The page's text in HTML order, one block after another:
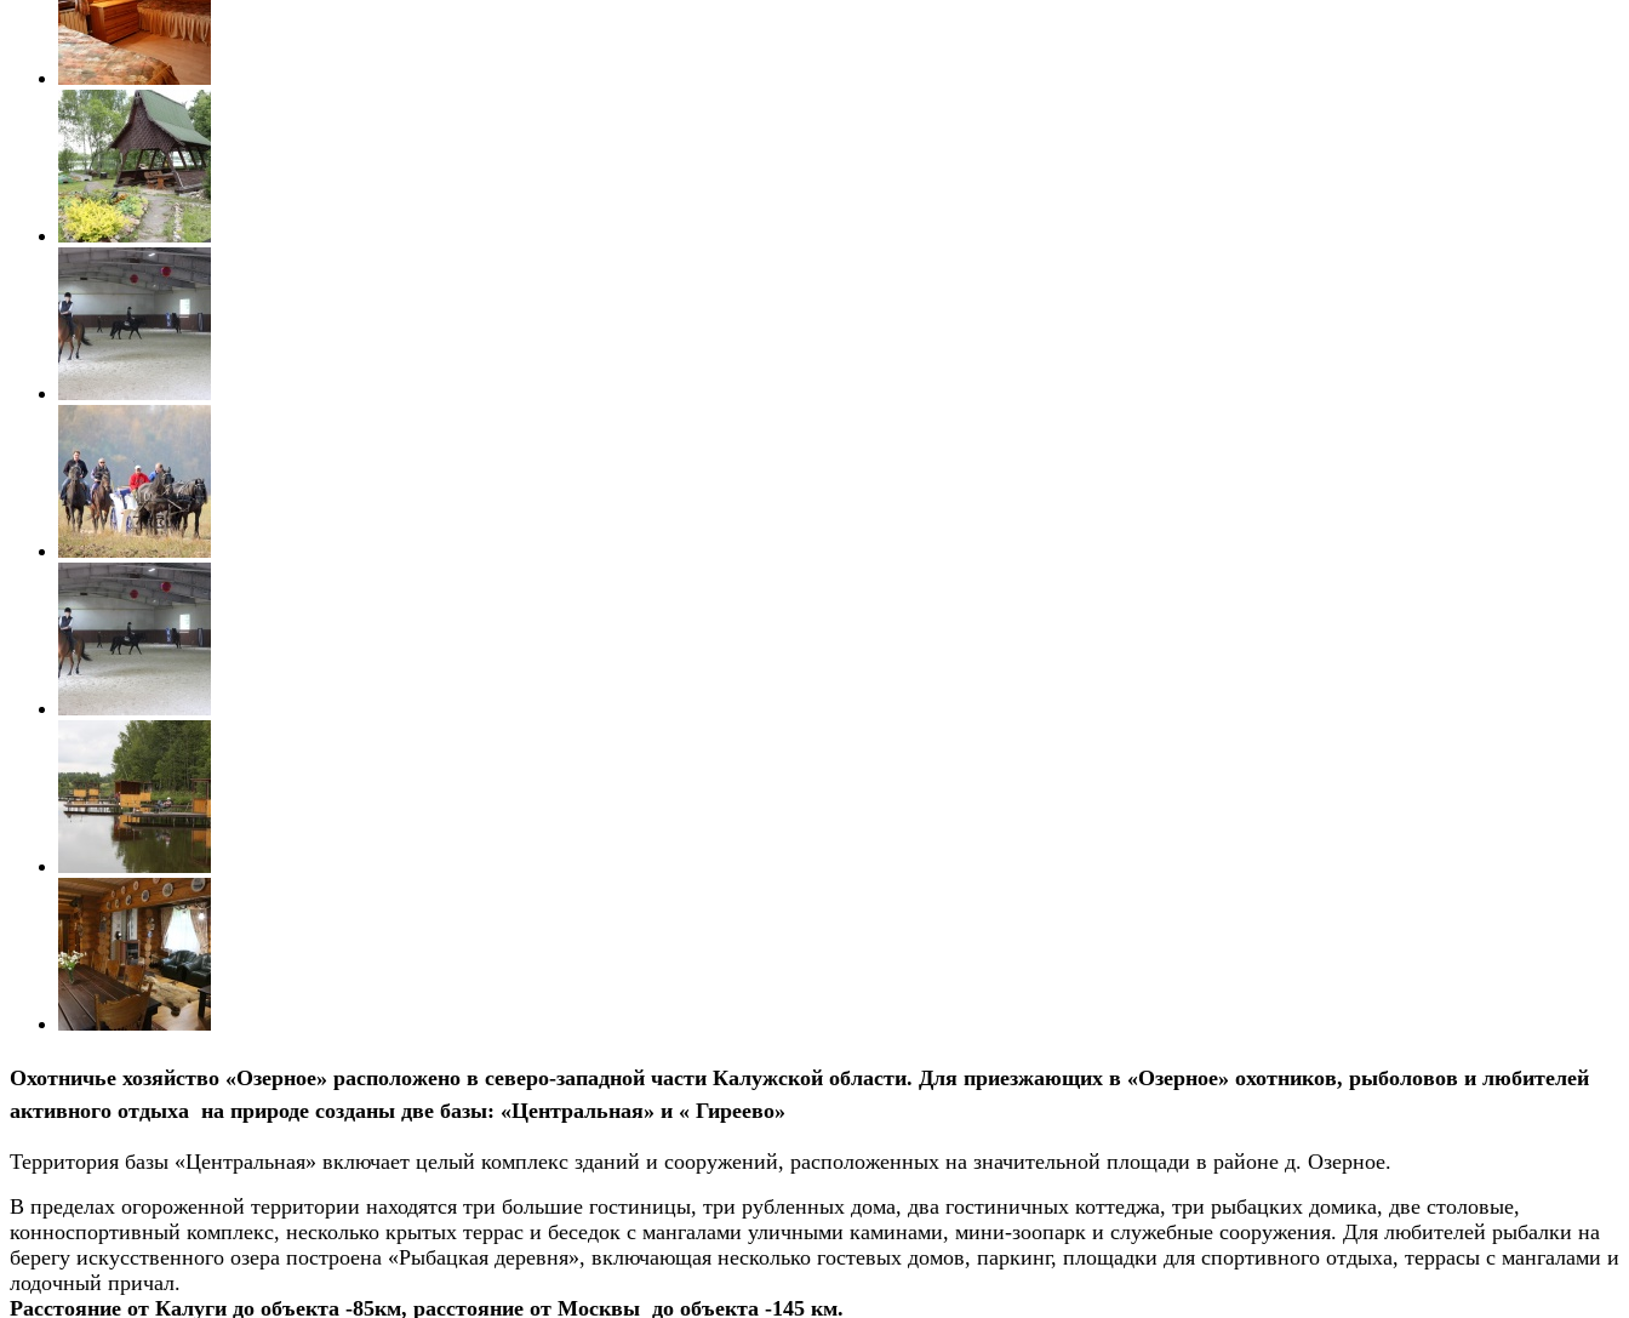
Охотничье хозяйство «Озерное» расположено в северо-западной части Калужской области. Для приезжающих в «Озерное» охотников, рыболовов и любителей
активного отдыха на природе созданы две базы: «Центральная» и « Гиреево»
Территория базы «Центральная» включает целый комплекс зданий и сооружений, расположенных на значительной площади в районе д. Озерное.
В пределах огороженной территории находятся три большие гостиницы, три рубленных дома, два гостиничных коттеджа, три рыбацких домика, две столовые,
конноспортивный комплекс, несколько крытых террас и беседок с мангалами уличными каминами, мини-зоопарк и служебные сооружения. Для любителей рыбалки на
берегу искусственного озера построена «Рыбацкая деревня», включающая несколько гостевых домов, паркинг, площадки для спортивного отдыха, террасы с мангалами и
лодочный причал.
Расстояние от Калуги до объекта -85км, расстояние от Москвы до объекта -145 км.